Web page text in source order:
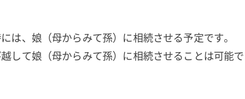
は、娘（母からみて孫）に相続させる予定です。
して娘（母からみて孫）に相続させることは可能